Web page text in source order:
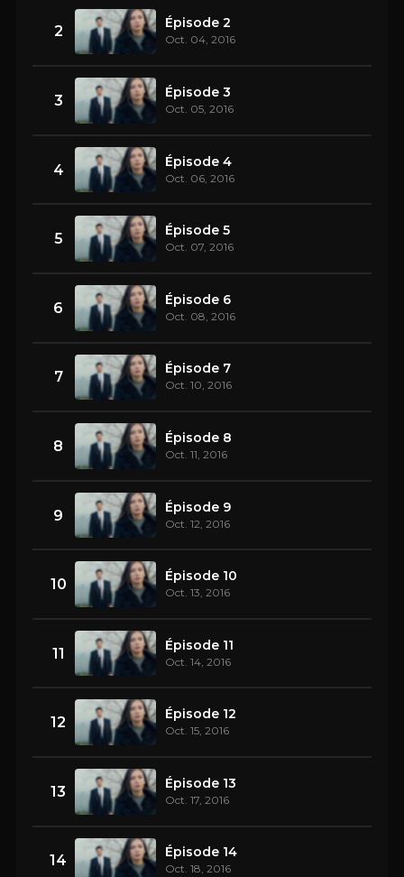
2 Épisode 2
Oct. 04, 2016
3 Épisode 3
Oct. 05, 2016
4 Épisode 4
Oct. 06, 2016
5 Épisode 5
Oct. 07, 2016
6 Épisode 6
Oct. 08, 2016
7 Épisode 7
Oct. 10, 2016
8 Épisode 8
Oct. 11, 2016
9 Épisode 9
Oct. 12, 2016
10 Épisode 10
Oct. 13, 2016
11 Épisode 11
Oct. 14, 2016
12 Épisode 12
Oct. 15, 2016
13 Épisode 13
Oct. 17, 2016
14 Épisode 14
Oct. 18, 2016